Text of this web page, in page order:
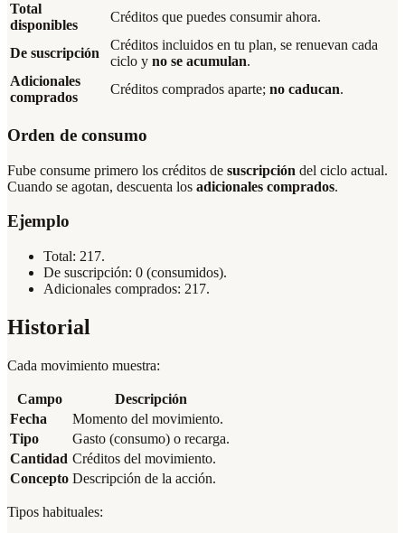
Total
disponibles
Créditos que puedes consumir ahora.
De suscripción
Créditos incluidos en tu plan, se renuevan cada
ciclo y no se acumulan.
Adicionales
comprados
Créditos comprados aparte; no caducan.
Orden de consumo
Fube consume primero los créditos de suscripción del ciclo actual.
Cuando se agotan, descuenta los adicionales comprados.
Ejemplo
Total: 217.
De suscripción: 0 (consumidos).
Adicionales comprados: 217.
Historial
Cada movimiento muestra:
Campo
Descripción
Fecha
Momento del movimiento.
Tipo
Gasto (consumo) o recarga.
Cantidad Créditos del movimiento.
Concepto Descripción de la acción.
Tipos habituales: